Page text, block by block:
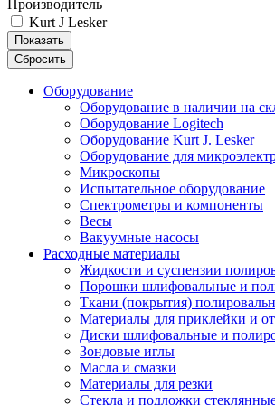
Производитель
Kurt J Lesker
Показать
Сбросить
Оборудование
Оборудование в наличии на
Оборудование Logitech
Оборудование Kurt J. Lesker
Оборудование для
Микроскопы
Испытательное оборудование
Спектрометры и компоненты
Весы
Вакуумные насосы
Расходные материалы
Жидкости и суспензии
Порошки шлифовальные и
Ткани (покрытия)
Материалы для приклейки и
Диски шлифовальные и
Зондовые иглы
Масла и смазки
Материалы для резки
Стекла и подложки